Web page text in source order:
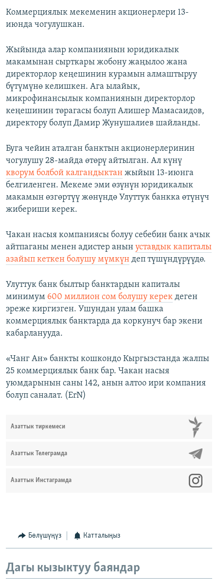
Коммерциялык мекеменин акционерлери 13-
июнда чогулушкан.
Жыйында алар компаниянын юридикалык
макамынан сырткары жобону жаңылоо жана
директорлор кеңешинин курамын алмаштыруу
бүтүмүнө келишкен. Ага ылайык,
микрофинансылык компаниянын директорлор
кеңешинин төрагасы болуп Алишер Мамасаидов,
директору болуп Дамир Жунушалиев шайланды.
Буга чейин аталган банктын акционерлеринин
чогулушу 28-майда өтөрү айтылган. Ал күнү
кворум болбой калгандыктан жыйын 13-июнга
белгиленген. Мекеме эми өзүнүн юридикалык
макамын өзгөртүү жөнүндө Улуттук банкка өтүнүч
жибериши керек.
Чакан насыя компаниясы болуу себебин банк ачык
айтпаганы менен адистер анын уставдык капиталы
азайып кеткен болушу мүмкүн деп түшүндүрүүдө.
Улуттук банк былтыр банктардын капиталы
минимум 600 миллион сом болушу керек деген
эреже киргизген. Ушундан улам башка
коммерциялык банктарда да коркунуч бар экени
кабарланууда.
«Чанг Ан» банкты кошкондо Кыргызстанда жалпы
25 коммерциялык банк бар. Чакан насыя
уюмдарынын саны 142, анын алтоо ири компания
болуп саналат. (ErN)
Азаттык тиркемеси
Азаттык Телеграмда
Азаттык Инстаграмда
Бөлүшүңүз Катталыңыз
Дагы кызыктуу баяндар